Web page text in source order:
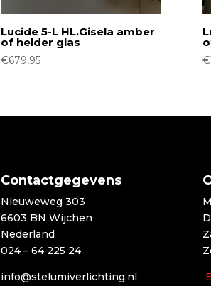
Lucide 5-L HL.Gisela amber
of helder glas
€679,95 €
Contactgegevens
Nieuweweg 303
6603 BN Wijchen
Nederland
024 – 64 225 24
info@stelumiverlichting.nl